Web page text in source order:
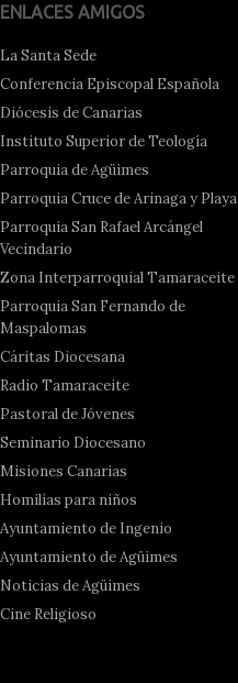
ENLACES AMIGOS
La Santa Sede
Conferencia Episcopal Española
Diócesis de Canarias
Instituto Superior de Teología
Parroquia de Agüimes
Parroquia Cruce de Arinaga y Playa
Parroquia San Rafael Arcángel
Vecindario
Zona Interparroquial Tamaraceite
Parroquia San Fernando de
Maspalomas
Cáritas Diocesana
Radio Tamaraceite
Pastoral de Jóvenes
Seminario Diocesano
Misiones Canarias
Homilías para niños
Ayuntamiento de Ingenio
Ayuntamiento de Agüimes
Noticias de Agüimes
Cine Religioso